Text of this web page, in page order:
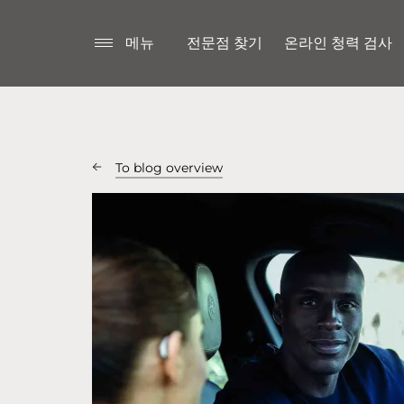
메뉴 전문점 찾기 온라인 청력 검사
To blog overview